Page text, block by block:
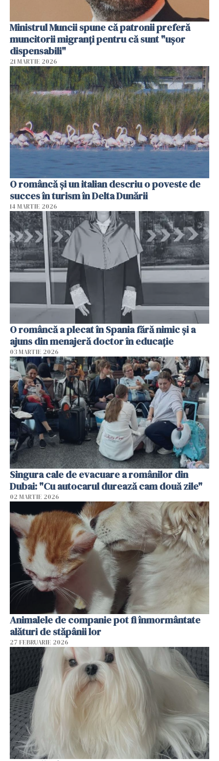
Ministrul Muncii spune că patronii preferă
muncitorii migranți pentru că sunt "uşor
dispensabili"
21 MARTIE 2026
O româncă și un italian descriu o poveste de
succes în turism în Delta Dunării
14 MARTIE 2026
O româncă a plecat în Spania fără nimic și a
ajuns din menajeră doctor în educație
03 MARTIE 2026
Singura cale de evacuare a românilor din
Dubai: "Cu autocarul durează cam două zile"
02 MARTIE 2026
Animalele de companie pot fi înmormântate
alături de stăpânii lor
27 FEBRUARIE 2026